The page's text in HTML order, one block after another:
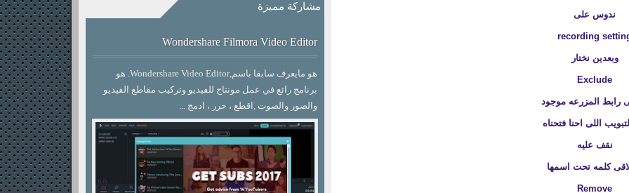
ندوس على
recording
وبعدين نختار
Exclude
رابط المزرعه موجود
اللى احنا فتحناه
نقف عليه
كلمه تحت اسمها
Remove
مشاركة مميزة
Wondershare Filmora Video Editor
هو مايعرف سابقا باسم,Wondershare Video Editor. هو
برنامج رائع في عمل مونتاج للفيديو وتركيب مقاطع الفيديو
والصور والصوت ,اقطع ، حرر ، ادمج ...